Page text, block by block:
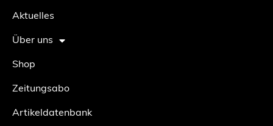
Aktuelles
Über uns
Shop
Zeitungsabo
Artikeldatenbank